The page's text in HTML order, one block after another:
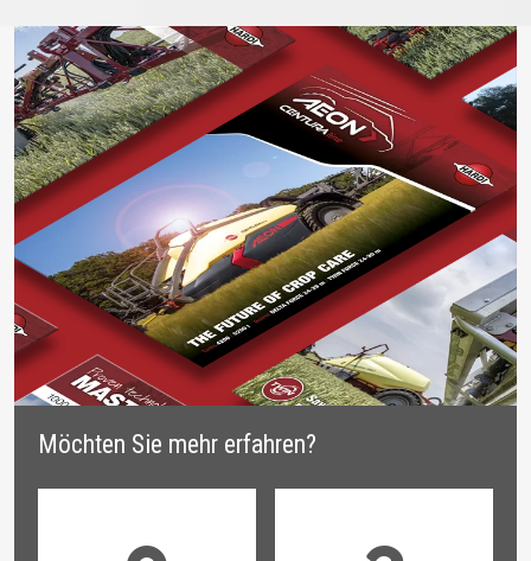
Möchten Sie mehr erfahren?